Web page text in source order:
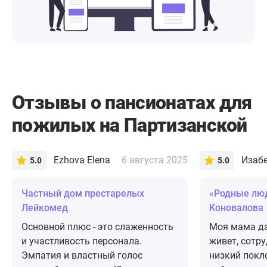
Отзывы о пансионатах для
пожилых на Партизанской
5.0 Ezhova Elena 6 августа 2025
Частный дом престарелых
Лейкомед
Основной плюс - это слаженность
и участливость персонала.
Эмпатия и властный голос
5.0
«Родные
Коновалова
Моя мама
живет,
низкий